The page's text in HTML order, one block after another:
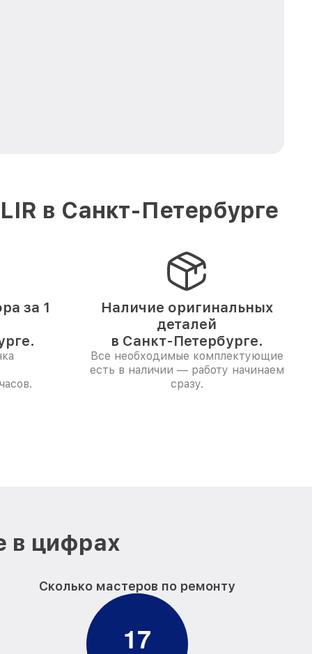
в Санкт-Петербурге
за 1
Наличие оригинальных
деталей
в Санкт-Петербурге.
Все необходимые комплектующие
есть в наличии — работу начинаем
сразу.
в цифрах
Сколько мастеров по ремонту
17